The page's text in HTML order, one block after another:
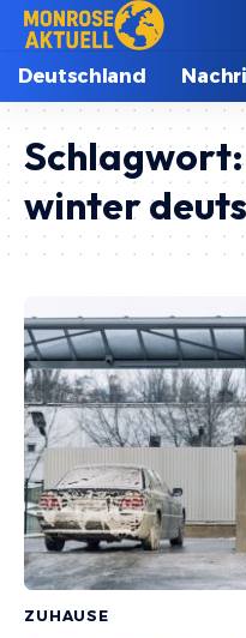
Deutschland
Schlagwort:
winter
ZUHAUSE